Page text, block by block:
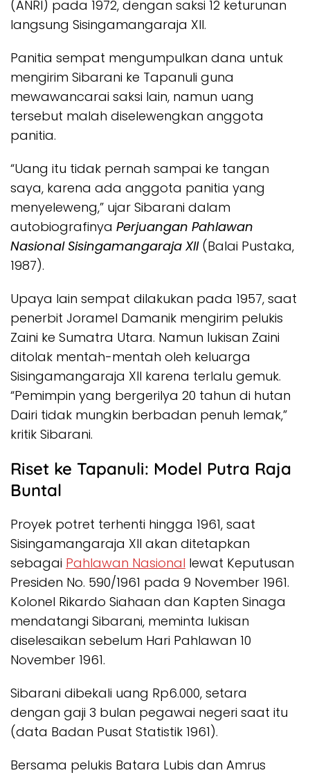
(ANRI) pada 1972, dengan saksi 12 keturunan
langsung Sisingamangaraja XII.
Panitia sempat mengumpulkan dana untuk
mengirim Sibarani ke Tapanuli guna
mewawancarai saksi lain, namun uang
tersebut malah diselewengkan anggota
panitia.
“Uang itu tidak pernah sampai ke tangan
saya, karena ada anggota panitia yang
menyeleweng,” ujar Sibarani dalam
autobiografinya Perjuangan Pahlawan
Nasional Sisingamangaraja XII(Balai Pustaka,
1987).
Upaya lain sempat dilakukan pada 1957, saat
penerbit Joramel Damanik mengirim pelukis
Zaini ke Sumatra Utara. Namun lukisan Zaini
ditolak mentah-mentah oleh keluarga
Sisingamangaraja XII karena terlalu gemuk.
“Pemimpin yang bergerilya 20 tahun di hutan
Dairi tidak mungkin berbadan penuh lemak,”
kritik Sibarani.
Riset ke Tapanuli: Model Putra Raja
Buntal
Proyek potret terhenti hingga 1961, saat
Sisingamangaraja XII akan ditetapkan
sebagai Pahlawan Nasional lewat Keputusan
Presiden No. 590/1961 pada 9 November 1961.
Kolonel Rikardo Siahaan dan Kapten Sinaga
mendatangi Sibarani, meminta lukisan
diselesaikan sebelum Hari Pahlawan 10
November 1961.
Sibarani dibekali uang Rp6.000, setara
dengan gaji 3 bulan pegawai negeri saat itu
(data Badan Pusat Statistik 1961).
Bersama pelukis Batara Lubis dan Amrus